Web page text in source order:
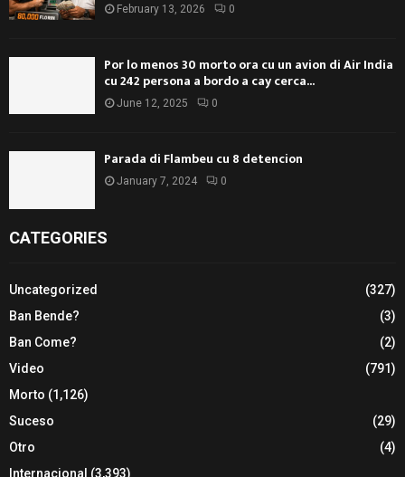
February 13, 2026 0
Por lo menos 30 morto ora cu un avion di Air India
cu 242 persona a bordo a cay cerca...
June 12, 2025 0
Parada di Flambeu cu 8 detencion
January 7, 2024 0
CATEGORIES
Uncategorized
(327)
Ban Bende?
(3)
Ban Come?
(2)
Video
(791)
Morto (1,126)
Suceso
(29)
Otro
(4)
Internacional (3,393)